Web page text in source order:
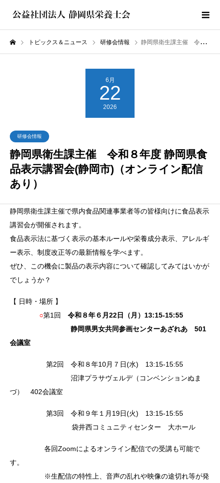
トピックス＆ニュース 研修会情報 静岡県衛生課主催 令和８年度 静岡県食品表示講習会(静岡市)（オンライン配信あり）
6月
22
2026
研修会情報
静岡県衛生課主催 令和８年度 静岡県食
品表示講習会(静岡市)（オンライン配信
あり）
静岡県衛生課主催で県内食品関連事業者等の皆様向けに食品表示
講習会が開催されます。
食品表示法に基づく表示の基本ルールや栄養成分表示、アレルギ
ー表示、制度改正等の最新情報を学べます。
ぜひ、この機会に製品の表示内容について確認してみてはいかが
でしょうか？
【 日時・場所 】
○第1回 令和８年６月22日（月）13:15-15:55
静岡県男女共同参画センターあざれあ 501
会議室
第2回 令和８年10月７日(水) 13:15-15:55
沼津プラサヴェルデ（コンベンションぬま
づ） 402会議室
第3回 令和９年１月19日(火) 13:15-15:55
袋井西コミュニティセンター 大ホール
各回Zoomによるオンライン配信での受講も可能で
す。
※生配信の特性上、音声の乱れや映像の途切れ等が発